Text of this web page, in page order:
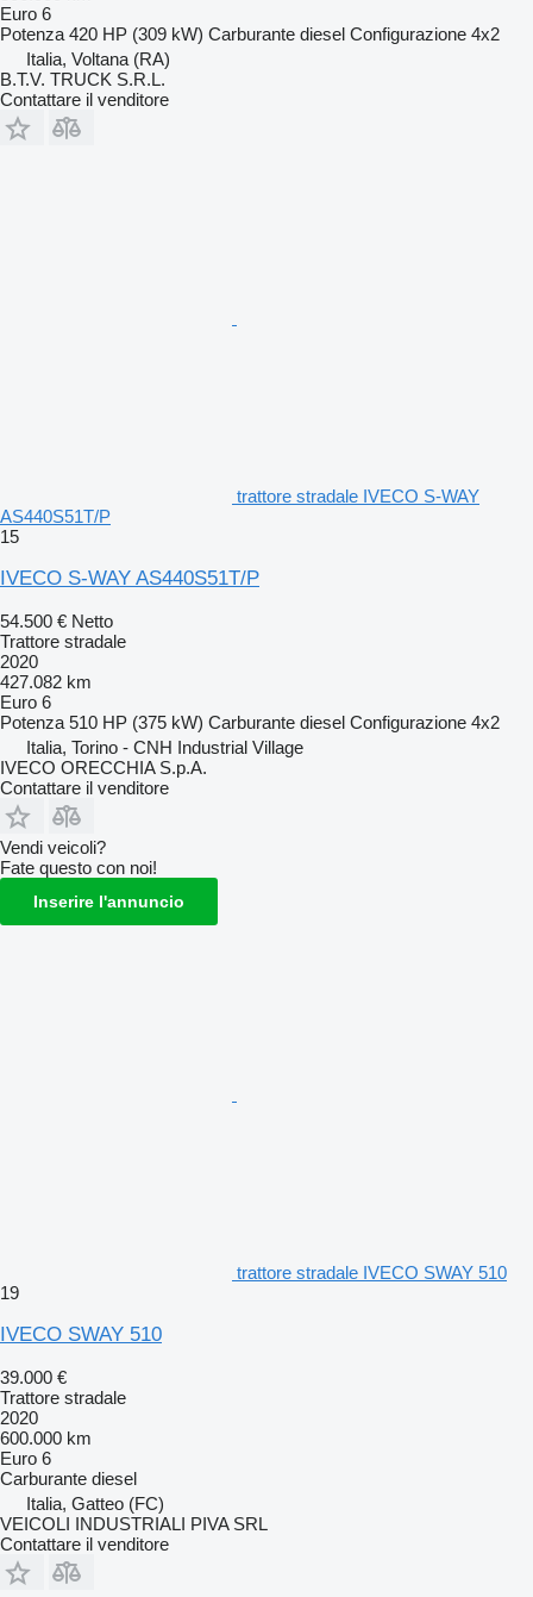
Euro 6
Potenza 420 HP (309 kW) Carburante diesel Configurazione 4x2
Italia, Voltana (RA)
B.T.V. TRUCK S.R.L.
Contattare il venditore
trattore stradale IVECO S-WAY
AS440S51T/P
15
IVECO S-WAY AS440S51T/P
54.500 € Netto
Trattore stradale
2020
427.082 km
Euro 6
Potenza 510 HP (375 kW) Carburante diesel Configurazione 4x2
Italia, Torino - CNH Industrial Village
IVECO ORECCHIA S.p.A.
Contattare il venditore
Vendi veicoli?
Fate questo con noi!
Inserire l'annuncio
trattore stradale IVECO SWAY 510
19
IVECO SWAY 510
39.000 €
Trattore stradale
2020
600.000 km
Euro 6
Carburante diesel
Italia, Gatteo (FC)
VEICOLI INDUSTRIALI PIVA SRL
Contattare il venditore